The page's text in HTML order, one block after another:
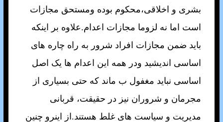
بشری و اخلاقی،محکوم بوده ومستحق مجازات
است اما نه لزوما مجازات اعدام.علاوه بر اينکه
بايد ضمن مجازات افراد شرور به راه چاره های
اساسی انديشيد ودر همه اين اعدام ها يک اصل
اساسی نبايد مغفول ب ماند که حتی بسياری از
مجرمان و شروران نيز در حقيقت، قربانی
مديريت و سياست های غلط هستند.از اينرو چنين